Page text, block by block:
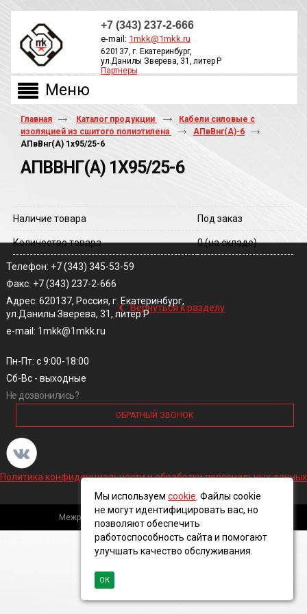
+7 (343) 237-2-666
e-mail: 1mkk@1mkk.ru
620137, г. Екатеринбург,
ул.Данилы Зверева, 31, литер Р
Партнеры
Главная Каталог продукции
Кабели силовые с
изоляцией из сшитого полиэтилена
АПвВнг(A)-6
АПвВнг(A) 1х95/25-6
АПВВНГ(A) 1Х95/25-6
Наличие товара Под заказ
Количество товара 0(на складе)
‹ Вернуться к разделу
Телефон: +7 (343) 345-53-59
Факс: +7 (343) 237-2-666
Адрес: 620137, Россия, г. Екатеринбург,
ул.Данилы Зверева, 31, литер Р
e-mail: 1mkk@1mkk.ru
Пн-Пт: с 9:00-18:00
Сб-Вс - выходные
Не дозвонились?
ОБРАТНЫЙ ЗВОНОК
Политика конфиденциальности и обработки персональных данных
Межрегиональная кабельная компания, 2016 ©
Мы используем cookie . Файлы cookie
не могут идентифицировать вас, но
позволяют обеспечить
работоспособность сайта и помогают
улучшать качество обслуживания.
ОК